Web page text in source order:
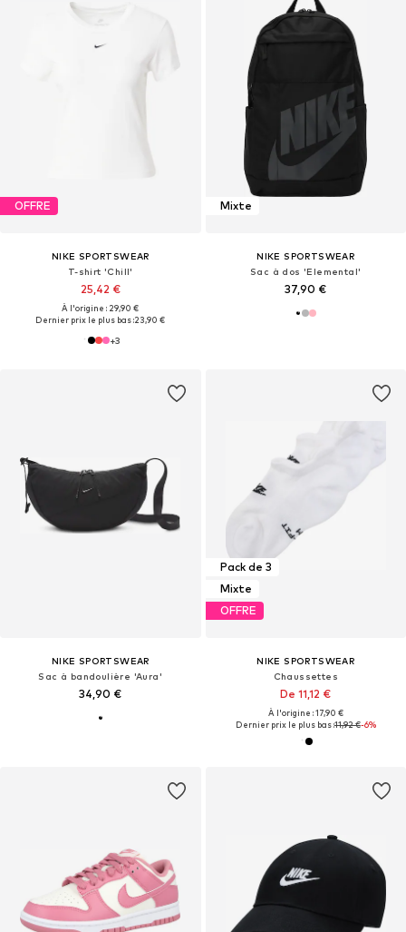
OFFRE
NIKE SPORTSWEAR
T-shirt 'Chill'
25,42 €
À l'origine : 29,90 €
Dernier prix le plus bas :23,90 €
+3
Mixte
NIKE SPORTSWEAR
Sac à dos 'Elemental'
37,90 €
NIKE SPORTSWEAR
Sac à bandoulière 'Aura'
34,90 €
Pack de 3
Mixte
OFFRE
NIKE SPORTSWEAR
Chaussettes
De 11,12 €
À l'origine : 17,90 €
Dernier prix le plus bas :11,92 €-6%